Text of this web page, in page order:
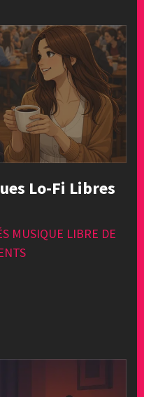
Lo-Fi Libres
MUSIQUE LIBRE DE